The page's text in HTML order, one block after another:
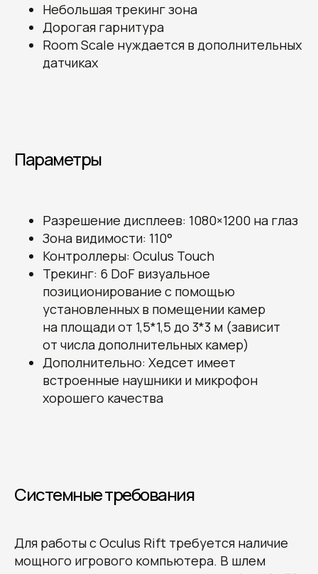
Небольшая трекинг зона
Дорогая гарнитура
Room Scale нуждается в дополнительных
датчиках
Параметры
Разрешение дисплеев: 1080×1200 на глаз
Зона видимости: 110°
Контроллеры: Oculus Touch
Трекинг: 6 DoF визуальное
позиционирование с помощью
установленных в помещении камер
на площади от 1,5*1,5 до 3*3 м (зависит
от числа дополнительных камер)
Дополнительно: Хедсет имеет
встроенные наушники и микрофон
хорошего качества
Системные требования
Для работы с Oculus Rift требуется наличие
мощного игрового компьютера. В шлем